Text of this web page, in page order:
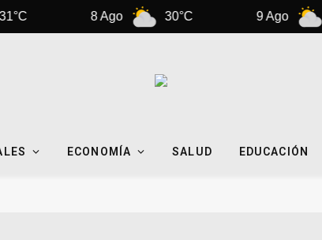
30°C 31°C
ECONOMÍA SALUD EDUCACIÓN